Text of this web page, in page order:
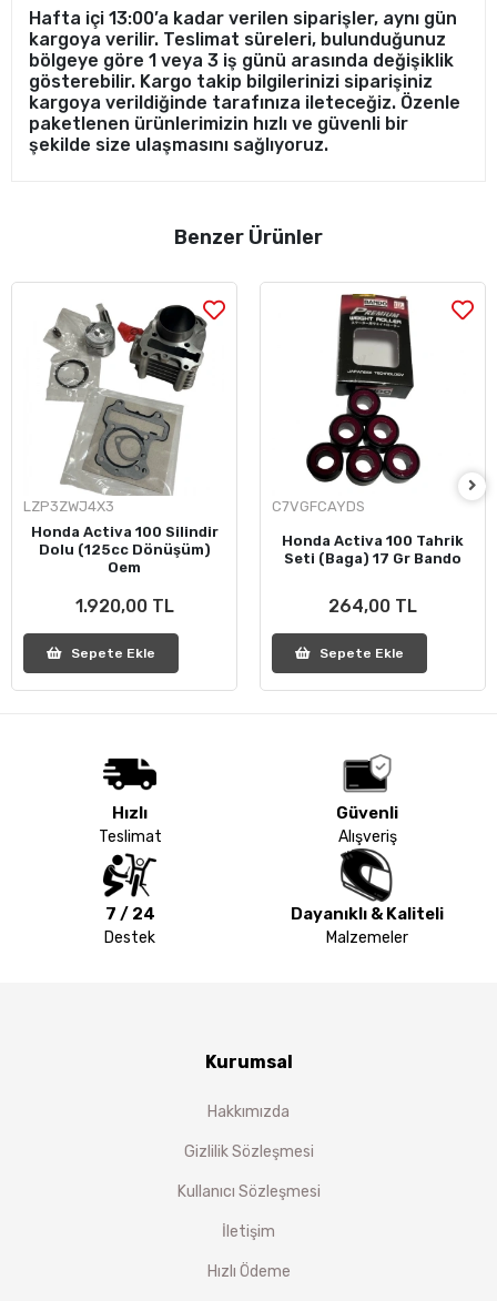
Hafta içi 13:00’a kadar verilen siparişler, aynı gün
kargoya verilir. Teslimat süreleri, bulunduğunuz
bölgeye göre 1 veya 3 iş günü arasında değişiklik
gösterebilir. Kargo takip bilgilerinizi siparişiniz
kargoya verildiğinde tarafınıza ileteceğiz. Özenle
paketlenen ürünlerimizin hızlı ve güvenli bir
şekilde size ulaşmasını sağlıyoruz.
Benzer Ürünler
LZP3ZWJ4X3
Honda Activa 100 Silindir
Dolu (125cc Dönüşüm)
Oem
1.920,00 TL
Sepete Ekle
C7VGFCAYDS
Honda Activa 100 Tahrik
Seti (Baga) 17 Gr Bando
264,00 TL
Sepete Ekle
Hızlı
Teslimat
Güvenli
Alışveriş
7 / 24
Destek
Dayanıklı & Kaliteli
Malzemeler
Kurumsal
Hakkımızda
Gizlilik Sözleşmesi
Kullanıcı Sözleşmesi
İletişim
Hızlı Ödeme